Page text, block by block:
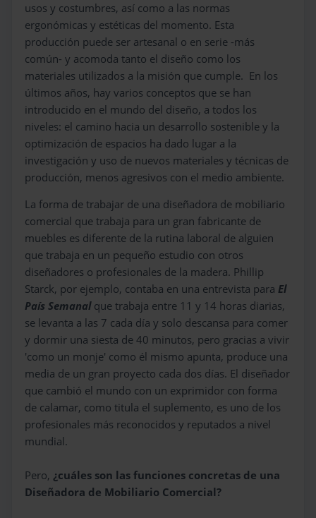
usos y costumbres, así como a las normas
ergonómicas y estéticas del momento. Esta
producción puede ser artesanal o en serie -más
común- y acomoda tanto el diseño como los
materiales utilizados a la misión que cumple. En los
últimos años, hay varios conceptos que se han
introducido en el mundo del diseño, a todos los
niveles: el camino hacia un desarrollo sostenible y la
optimización de espacios ha dado lugar a la
investigación y uso de nuevos materiales y técnicas de
producción, menos agresivos con el medio ambiente.
La forma de trabajar de una diseñadora de mobiliario
comercial que trabaja para un gran fabricante de
muebles es diferente de la rutina laboral de alguien
que trabaja en un pequeño estudio con otros
diseñadores o profesionales de la madera. Phillip
Starck, por ejemplo, contaba en una entrevista para El
País Semanal que trabaja entre 11 y 14 horas diarias,
se levanta a las 7 cada día y solo descansa para comer
y dormir una siesta de 40 minutos, pero gracias a vivir
'como un monje' como él mismo apunta, produce una
media de un gran proyecto cada dos días. El diseñador
que cambió el mundo con un exprimidor con forma
de calamar, como titula el suplemento, es uno de los
profesionales más reconocidos y reputados a nivel
mundial.
Pero, ¿cuáles son las funciones concretas de una
Diseñadora de Mobiliario Comercial?